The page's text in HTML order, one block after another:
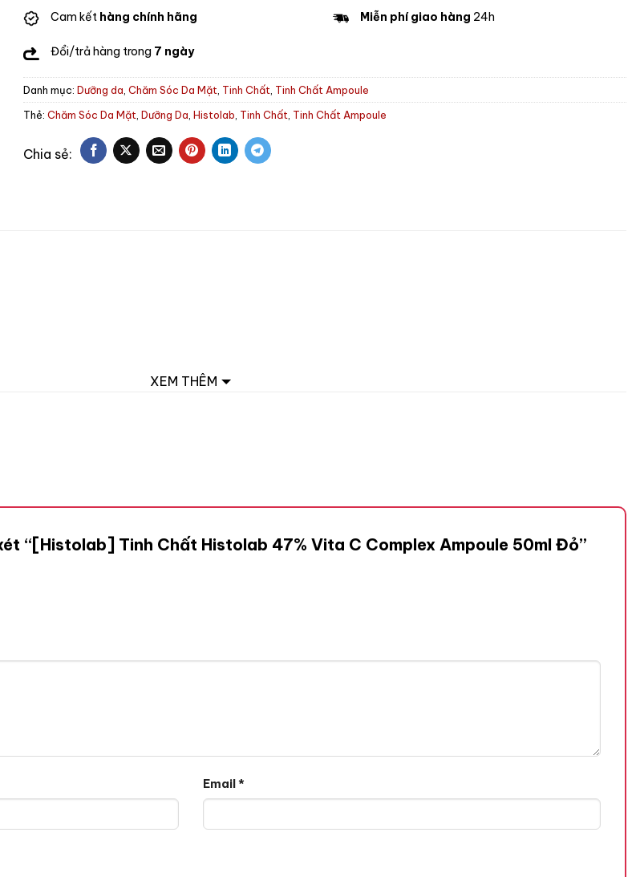
Cam kết hàng chính hãng Miễn phí giao hàng 24h
Đổi/trả hàng trong 7 ngày
Danh mục:Dưỡng da,Chăm Sóc Da Mặt, Tinh Chất, Tinh Chất Ampoule
Thẻ:Chăm Sóc Da Mặt,Dưỡng Da,Histolab, Tinh Chất, Tinh Chất Ampoule
XEM THÊM
“[Histolab] Tinh Chất Histolab 47% Vita C Complex Ampoule 50ml Đỏ”
Email *